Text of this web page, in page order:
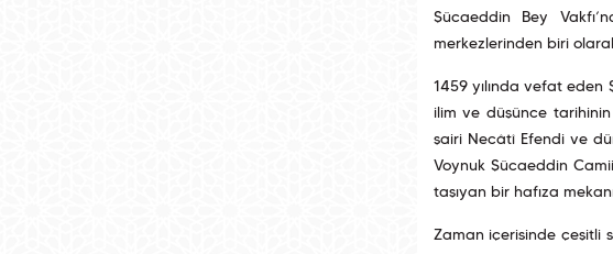
Şücaeddin Bey
merkezlerinden biri
1459 yılında vefat
ilim ve düşünce tarihinin
şairi Necâtî Efendi ve
Voynuk Şücaeddin
taşıyan bir hafıza
Zaman içerisinde çeşitli